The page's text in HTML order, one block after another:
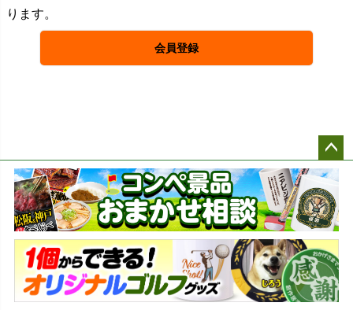
ります。
会員登録
ペー
ジト
ップ
へ